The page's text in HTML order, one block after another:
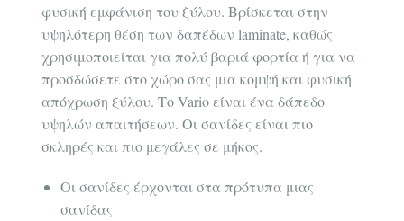
φυσική εμφάνιση του ξύλου. Βρίσκεται στην
υψηλότερη θέση των δαπέδων laminate, καθώς
χρησιμοποιείται για πολύ βαριά φορτία ή για να
προσδώσετε στο χώρο σας μια κομψή και φυσική
απόχρωση ξύλου. Το Vario είναι ένα δάπεδο
υψηλών απαιτήσεων. Οι σανίδες είναι πιο
σκληρές και πιο μεγάλες σε μήκος.
Οι σανίδες έρχονται στα πρότυπα μιας
σανίδας